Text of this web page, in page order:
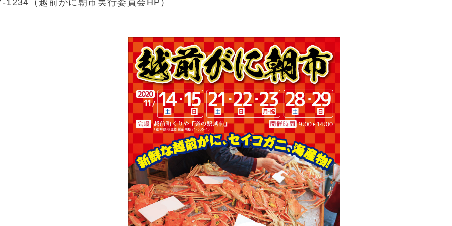
1234 （越前がに朝市実行委員会 HP ）